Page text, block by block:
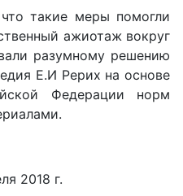
такие меры помогли
ажиотаж вокруг
разумному решению
Е.И Рерих на основе
Федерации норм
2018 г.